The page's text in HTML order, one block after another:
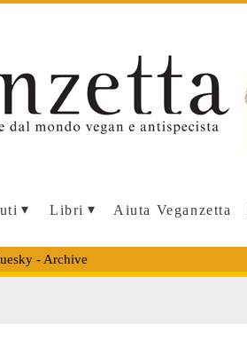
Libri Aiuta Veganzetta
- Archive